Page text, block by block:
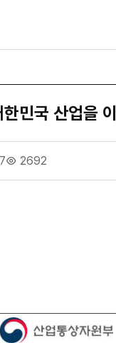
민국 산업을
2692